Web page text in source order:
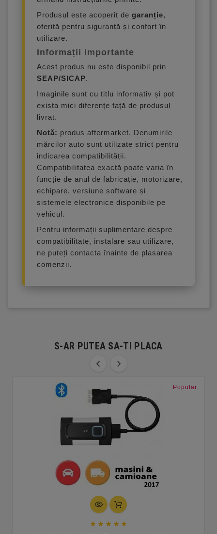
Produsul este acoperit degaranție,
oferită pentru siguranță și confort în
utilizare.
Informații importante
Acest produs nu este disponibil prin
SEAP/SICAP.
Imaginile sunt cu titlu informativ și pot
exista mici diferențe față de produsul
livrat.
Notă: produs aftermarket. Denumirile
mărcilor auto sunt utilizate strict pentru
indicarea compatibilității.
Compatibilitatea exactă poate varia în
funcție de anul de fabricație, motorizare,
echipare, versiune software și
sistemele electronice disponibile pe
vehicul.
Pentru informații suplimentare despre
compatibilitate, instalare sau utilizare,
ne puteți contacta înainte de plasarea
comenzii.
S-AR PUTEA SA-TI PLACA
Popular
    